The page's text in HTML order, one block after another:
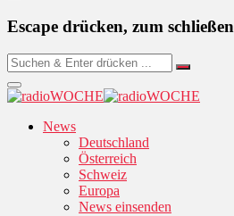
Escape drücken, zum schließen
News
Deutschland
Österreich
Schweiz
Europa
News einsenden